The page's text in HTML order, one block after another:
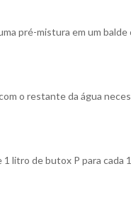
pré-mistura em um balde
o restante da água
1 litro de butox P para cada